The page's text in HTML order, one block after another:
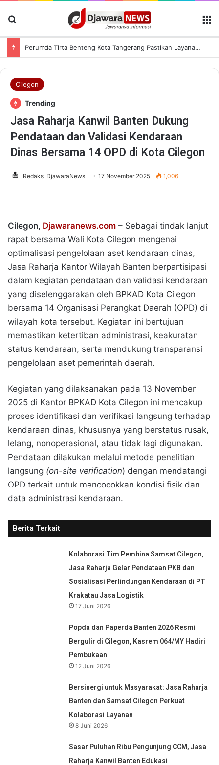
Cilegon
Trending
Jasa Raharja Kanwil Banten Dukung
Pendataan dan Validasi Kendaraan
Dinas Bersama 14 OPD di Kota Cilegon
Redaksi DjawaraNews 17 November 2025 1,006
Cilegon, Djawaranews.com – Sebagai tindak lanjut
rapat bersama Wali Kota Cilegon mengenai
optimalisasi pengelolaan aset kendaraan dinas,
Jasa Raharja Kantor Wilayah Banten berpartisipasi
dalam kegiatan pendataan dan validasi kendaraan
yang diselenggarakan oleh BPKAD Kota Cilegon
bersama 14 Organisasi Perangkat Daerah (OPD) di
wilayah kota tersebut. Kegiatan ini bertujuan
memastikan ketertiban administrasi, keakuratan
status kendaraan, serta mendukung transparansi
pengelolaan aset pemerintah daerah.
Kegiatan yang dilaksanakan pada 13 November
2025 di Kantor BPKAD Kota Cilegon ini mencakup
proses identifikasi dan verifikasi langsung terhadap
kendaraan dinas, khususnya yang berstatus rusak,
lelang, nonoperasional, atau tidak lagi digunakan.
Pendataan dilakukan melalui metode penelitian
langsung (on-site verification) dengan mendatangi
OPD terkait untuk mencocokkan kondisi fisik dan
data administrasi kendaraan.
Berita Terkait
Kolaborasi Tim Pembina Samsat Cilegon,
Jasa Raharja Gelar Pendataan PKB dan
Sosialisasi Perlindungan Kendaraan di PT
Krakatau Jasa Logistik
17 Juni 2026
Popda dan Paperda Banten 2026 Resmi
Bergulir di Cilegon, Kasrem 064/MY Hadiri
Pembukaan
12 Juni 2026
Bersinergi untuk Masyarakat: Jasa Raharja
Banten dan Samsat Cilegon Perkuat
Kolaborasi Layanan
8 Juni 2026
Sasar Puluhan Ribu Pengunjung CCM, Jasa
Raharja Kanwil Banten Edukasi